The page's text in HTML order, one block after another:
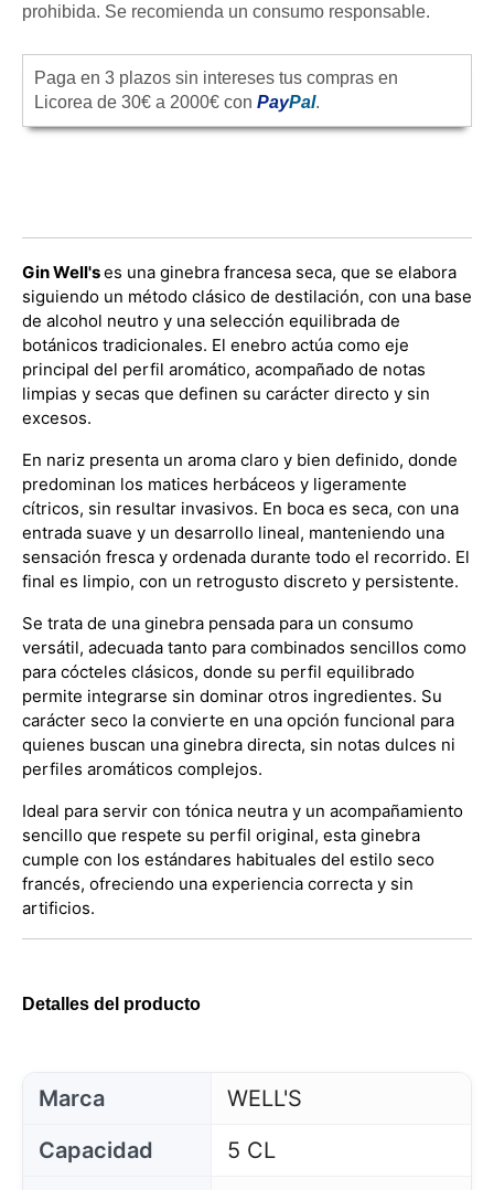
prohibida. Se recomienda un consumo responsable.
Paga en 3 plazos sin intereses tus compras en
Licorea de 30€ a 2000€ con PayPal.
Gin Well'ses una ginebra francesa seca, que se elabora
siguiendo un método clásico de destilación, con una base
de alcohol neutro y una selección equilibrada de
botánicos tradicionales. El enebro actúa como eje
principal del perfil aromático, acompañado de notas
limpias y secas que definen su carácter directo y sin
excesos.
En nariz presenta un aroma claro y bien definido, donde
predominan los matices herbáceos y ligeramente
cítricos, sin resultar invasivos. En boca es seca, con una
entrada suave y un desarrollo lineal, manteniendo una
sensación fresca y ordenada durante todo el recorrido. El
final es limpio, con un retrogusto discreto y persistente.
Se trata de una ginebra pensada para un consumo
versátil, adecuada tanto para combinados sencillos como
para cócteles clásicos, donde su perfil equilibrado
permite integrarse sin dominar otros ingredientes. Su
carácter seco la convierte en una opción funcional para
quienes buscan una ginebra directa, sin notas dulces ni
perfiles aromáticos complejos.
Ideal para servir con tónica neutra y un acompañamiento
sencillo que respete su perfil original, esta ginebra
cumple con los estándares habituales del estilo seco
francés, ofreciendo una experiencia correcta y sin
artificios.
Detalles del producto
Marca
WELL'S
Capacidad
5 CL